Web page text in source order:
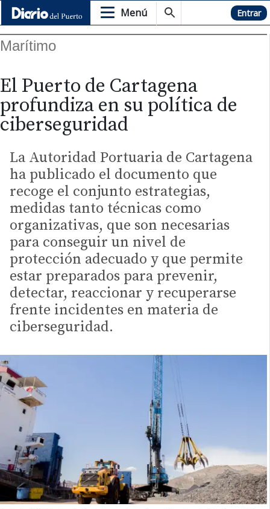
Menú Hemeroteca Entrar
Marítimo
El Puerto de Cartagena
profundiza en su política de
ciberseguridad
La Autoridad Portuaria de Cartagena
ha publicado el documento que
recoge el conjunto estrategias,
medidas tanto técnicas como
organizativas, que son necesarias
para conseguir un nivel de
protección adecuado y que permite
estar preparados para prevenir,
detectar, reaccionar y recuperarse
frente incidentes en materia de
ciberseguridad.